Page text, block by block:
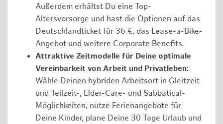
Außerdem erhältst Du eine Top-
Altersvorsorge und hast die Optionen auf das
Deutschlandticket für 36 €, das Lease-a-Bike-
Angebot und weitere Corporate Benefits.
Attraktive Zeitmodelle für Deine optimale
Vereinbarkeit von Arbeit und Privatleben:
Wähle Deinen hybriden Arbeitsort in Gleitzeit
und Teilzeit-, Elder-Care- und Sabbatical-
Möglichkeiten, nutze Ferienangebote für
Deine Kinder, plane Deine 30 Tage Urlaub und